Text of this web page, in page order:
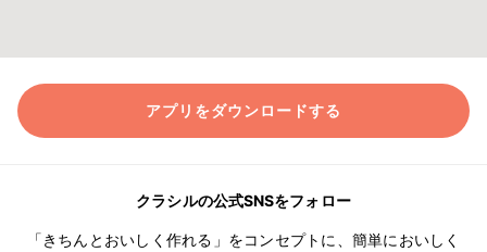
アプリをダウンロードする
クラシルの公式SNSをフォロー
「きちんとおいしく作れる」をコンセプトに、簡単においしく